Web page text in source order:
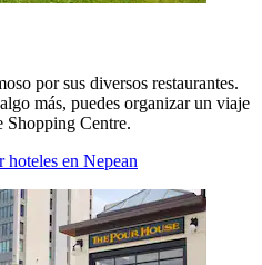
por sus diversos restaurantes.
más, puedes organizar un viaje
Shopping Centre.
hoteles en Nepean